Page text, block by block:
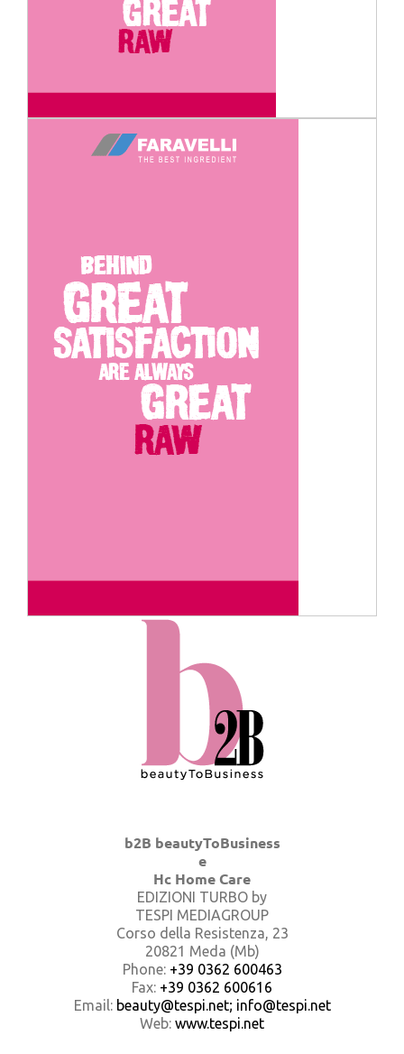
b2B beautyToBusiness
e
Hc Home Care
EDIZIONI TURBO by
TESPI MEDIAGROUP
Corso della Resistenza, 23
20821 Meda (Mb)
Phone: +39 0362 600463
Fax: +39 0362 600616
Email: beauty@tespi.net; info@tespi.net
Web: www.tespi.net